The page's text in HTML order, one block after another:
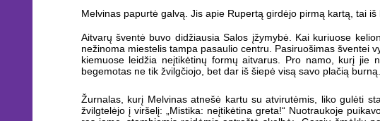
Melvinas papurtė galvą. Jis apie Rupertą girdėjo pirmą kartą, tai
Aitvarų šventė buvo didžiausia Salos įžymybė. Kai kuriuose
nežinoma miestelis tampa pasaulio centru. Pasiruošimas šventei
kiemuose leidžia neįtikėtinų formų aitvarus. Pro namo, kurį jie
begemotas ne tik žvilgčiojo, bet dar iš šiepė visą savo plačią burną.
Žurnalas, kurį Melvinas atnešė kartu su atvirutėmis, liko gulėti
žvilgtelėjo į viršelį: „Mistika: neįtikėtina greta!“ Nuotraukoje